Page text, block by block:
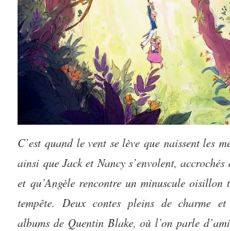
C’est quand le vent se lève que naissent les
ainsi que Jack et Nancy s’envolent,
et qu’Angèle rencontre un minuscule oisillon
tempête. Deux contes pleins de charme et
albums de Quentin Blake, où l’on parle